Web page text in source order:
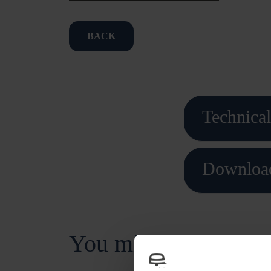
BACK
You might also like